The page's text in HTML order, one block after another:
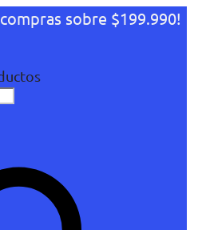
sobre $199.990!